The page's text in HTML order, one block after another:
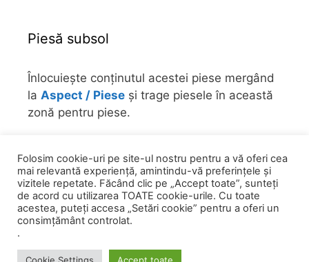
Piesă subsol
Înlocuiește conținutul acestei piese mergând
la Aspect / Piese și trage piesele în această
zonă pentru piese.
piese în subsol, mergi laAspect /
Personalizare / Aranjament / Piese subsol.
Folosim cookie-uri pe site-ul nostru pentru a vă oferi cea
mai relevantă experiență, amintindu-vă preferințele și
vizitele repetate. Făcând clic pe „Accept toate”, sunteți
de acord cu utilizarea TOATE cookie-urile. Cu toate
acestea, puteți accesa „Setări cookie” pentru a oferi un
consimțământ controlat.
.